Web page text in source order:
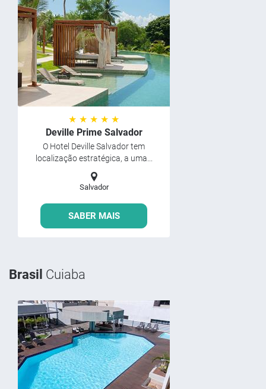
★ ★ ★ ★ ★
Deville Prime Salvador
O Hotel Deville Salvador tem
localização estratégica, a uma...
Salvador
SABER MAIS
Brasil Cuiaba